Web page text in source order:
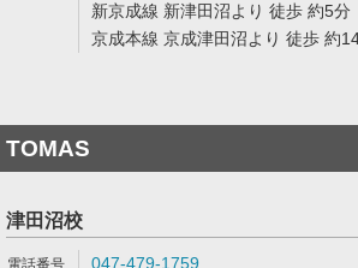
新京成線 新津田沼より 徒歩 約5分
京成本線 京成津田沼より 徒歩 約
TOMAS
津田沼校
047-479-1759